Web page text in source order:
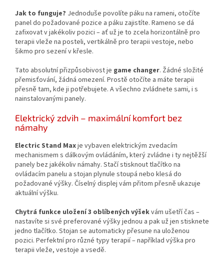
Jak to funguje? Jednoduše povolíte páku na rameni, otočíte
panel do požadované pozice a páku zajistíte. Rameno se dá
zafixovat v jakékoliv pozici – ať už je to zcela horizontálně pro
terapii vleže na posteli, vertikálně pro terapii vestoje, nebo
šikmo pro sezení v křesle.
Tato absolutní přizpůsobivost je game changer. Žádné složité
přemisťování, žádná omezení. Prostě otočíte a máte terapii
přesně tam, kde ji potřebujete. A všechno zvládnete sami, i s
nainstalovanými panely.
Elektrický zdvih – maximální komfort bez
námahy
Electric Stand Maxje vybaven elektrickým zvedacím
mechanismem s dálkovým ovládáním, který zvládne i ty nejtěžší
panely bez jakékoliv námahy. Stačí stisknout tlačítko na
ovládacím panelu a stojan plynule stoupá nebo klesá do
požadované výšky. Číselný displej vám přitom přesně ukazuje
aktuální výšku.
Chytrá funkce uložení 3 oblíbených výšekvám ušetří čas –
nastavíte si své preferované výšky jednou a pak už jen stisknete
jedno tlačítko. Stojan se automaticky přesune na uloženou
pozici. Perfektní pro různé typy terapií – například výška pro
terapii vleže, vestoje a vsedě.